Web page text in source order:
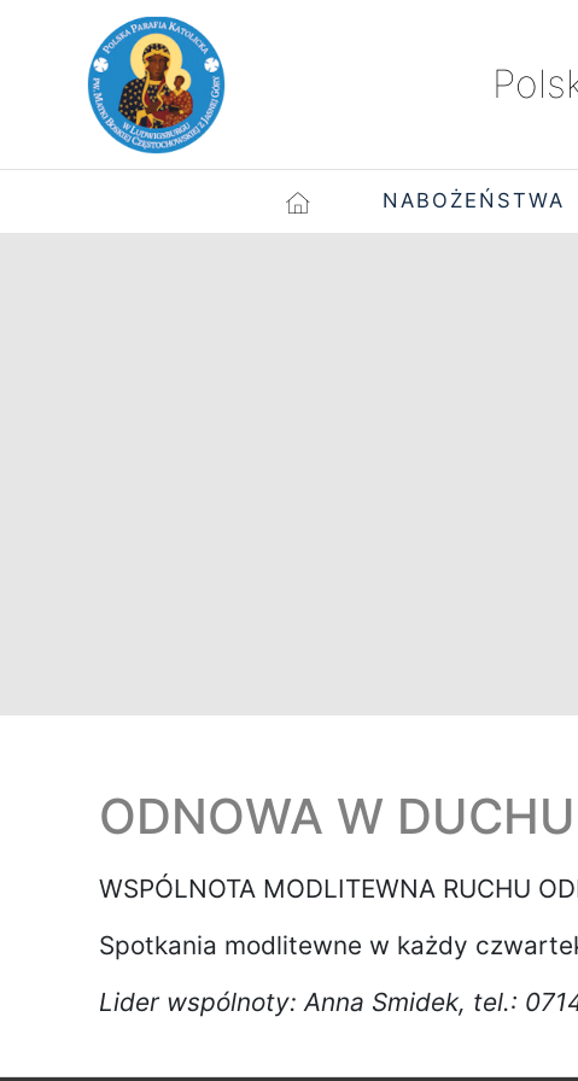
NABOŻEŃSTWA
ODNOWA W
WSPÓLNOTA MODLITEWNA RUCHU
Spotkania modlitewne w każdy
Lider wspólnoty: Anna Smidek, tel.: